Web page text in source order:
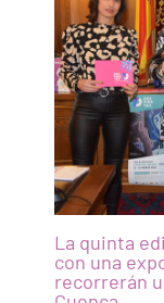
La quinta
con una
recorrerán